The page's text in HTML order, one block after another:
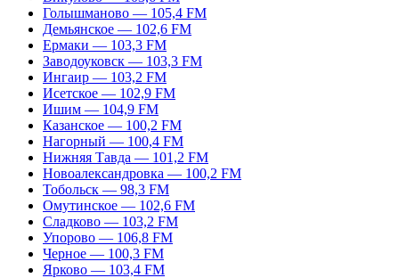
Голышманово — 105,4 FM
Демьянское — 102,6 FM
Ермаки — 103,3 FM
Заводоуковск — 103,3 FM
Ингаир — 103,2 FM
Исетское — 102,9 FM
Ишим — 104,9 FM
Казанское — 100,2 FM
Нагорный — 100,4 FM
Нижняя Тавда — 101,2 FM
Новоалександровка — 100,2 FM
Тобольск — 98,3 FM
Омутинское — 102,6 FM
Сладково — 103,2 FM
Упорово — 106,8 FM
Черное — 100,3 FM
Ярково — 103,4 FM